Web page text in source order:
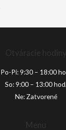
Otváracie hodiny
Po-Pi: 9:30 – 18:00
So: 9:00 – 13:00
Ne: Zatvorené
Menu